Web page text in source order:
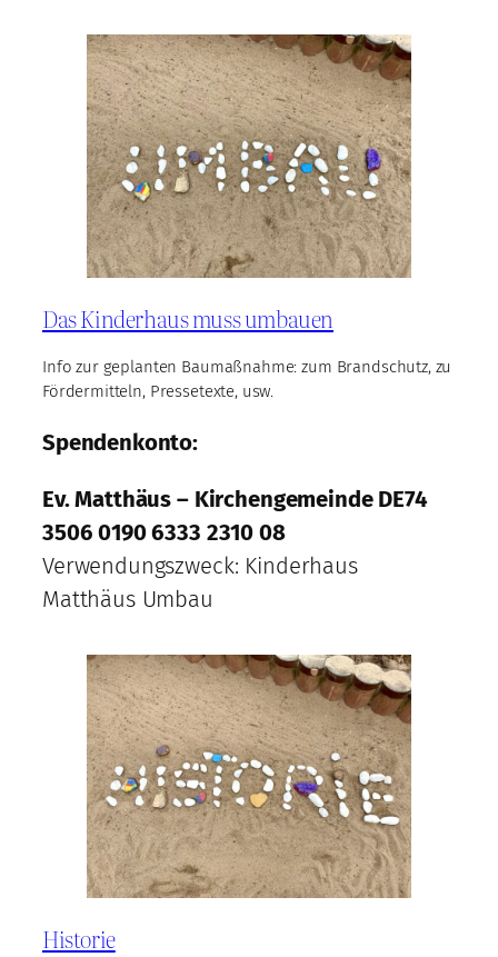
Das Kinderhaus muss umbauen
Info zur geplanten Baumaßnahme: zum Brandschutz, zu
Fördermitteln, Pressetexte, usw.
Spendenkonto:
Ev. Matthäus – Kirchengemeinde DE74
3506 0190 6333 2310 08
Verwendungszweck: Kinderhaus
Matthäus Umbau
Historie